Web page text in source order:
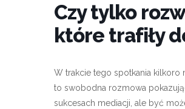
Czy tylko
które trafiły
W trakcie tego spotkania kilkoro
to swobodna rozmowa
sukcesach mediacji, ale być